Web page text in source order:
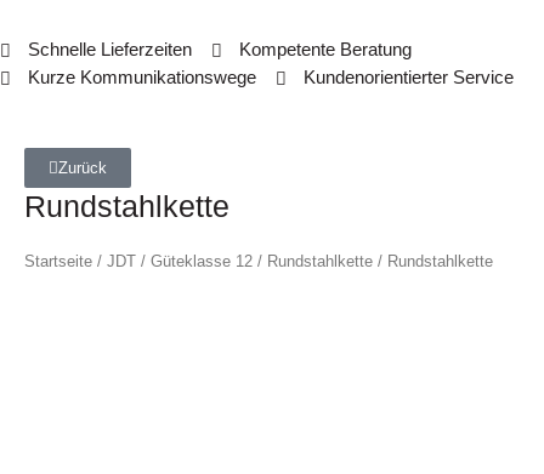
Schnelle Lieferzeiten
Kompetente Beratung
Kurze Kommunikationswege
Kundenorientierter Service
Zurück
Rundstahlkette
Startseite / JDT / Güteklasse 12 / Rundstahlkette / Rundstahlkette